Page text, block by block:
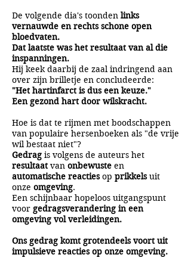
De volgende dia's toonden links
vernauwde en rechts schone open
bloedvaten.
Dat laatste was het resultaat van al die
inspanningen.
Hij keek daarbij de zaal indringend aan
over zijn brilletje en concludeerde:
"Het hartinfarct is dus een keuze."
Een gezond hart door wilskracht.
Hoe is dat te rijmen met boodschappen
van populaire hersenboeken als "de vrije
wil bestaat niet"?
Gedrag is volgens de auteurs het
resultaatvan onbewuste en
automatische reactiesop prikkelsuit
onze omgeving.
Een schijnbaar hopeloos uitgangspunt
voor gedragsverandering in een
omgeving vol verleidingen.
Ons gedrag komt grotendeels voort uit
impulsieve reacties op onze omgeving.